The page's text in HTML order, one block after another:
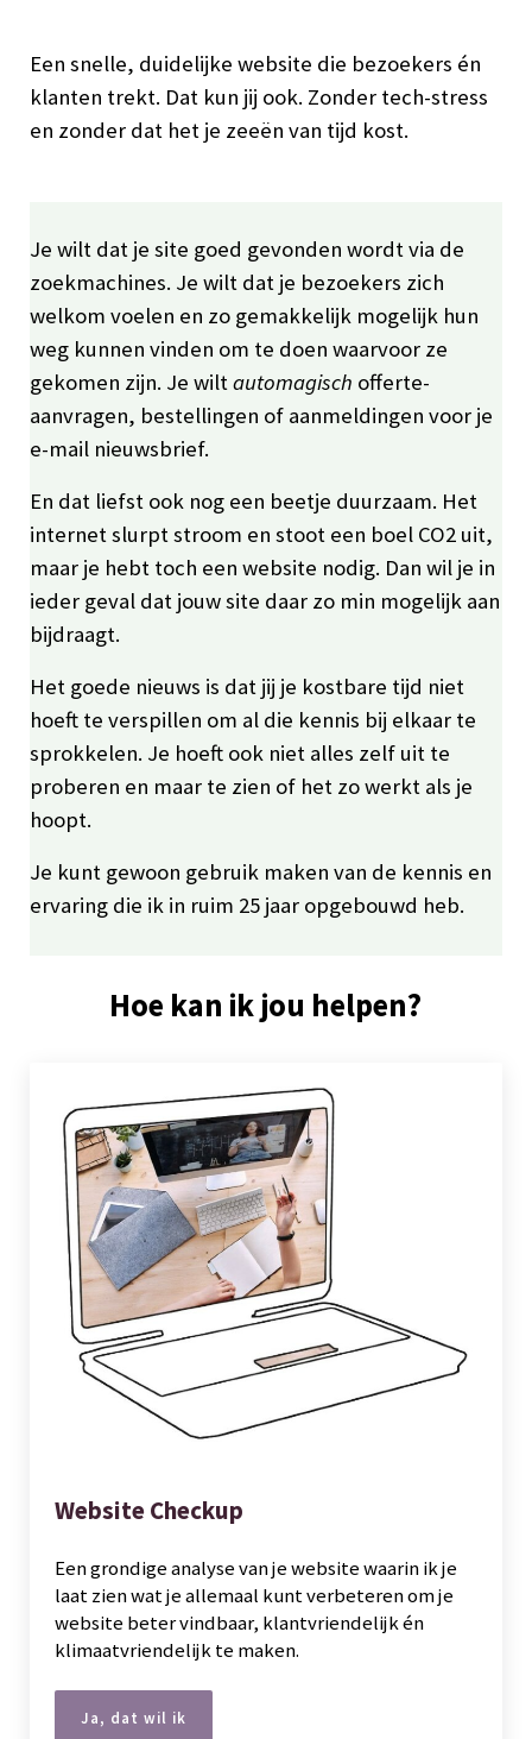
Een snelle, duidelijke website die bezoekers én
klanten trekt. Dat kun jij ook. Zonder tech-stress
en zonder dat het je zeeën van tijd kost.
Je wilt dat je site goed gevonden wordt via de
zoekmachines. Je wilt dat je bezoekers zich
welkom voelen en zo gemakkelijk mogelijk hun
weg kunnen vinden om te doen waarvoor ze
gekomen zijn. Je wilt automagisch offerte-
aanvragen, bestellingen of aanmeldingen voor je
e-mail nieuwsbrief.
En dat liefst ook nog een beetje duurzaam. Het
internet slurpt stroom en stoot een boel CO2 uit,
maar je hebt toch een website nodig. Dan wil je in
ieder geval dat jouw site daar zo min mogelijk aan
bijdraagt.
Het goede nieuws is dat jij je kostbare tijd niet
hoeft te verspillen om al die kennis bij elkaar te
sprokkelen. Je hoeft ook niet alles zelf uit te
proberen en maar te zien of het zo werkt als je
hoopt.
Je kunt gewoon gebruik maken van de kennis en
ervaring die ik in ruim 25 jaar opgebouwd heb.
Hoe kan ik jou helpen?
Website Checkup
Een grondige analyse van je website waarin ik je
laat zien wat je allemaal kunt verbeteren om je
website beter vindbaar, klantvriendelijk én
klimaatvriendelijk te maken.
Ja, dat wil ikWebsite Checkup